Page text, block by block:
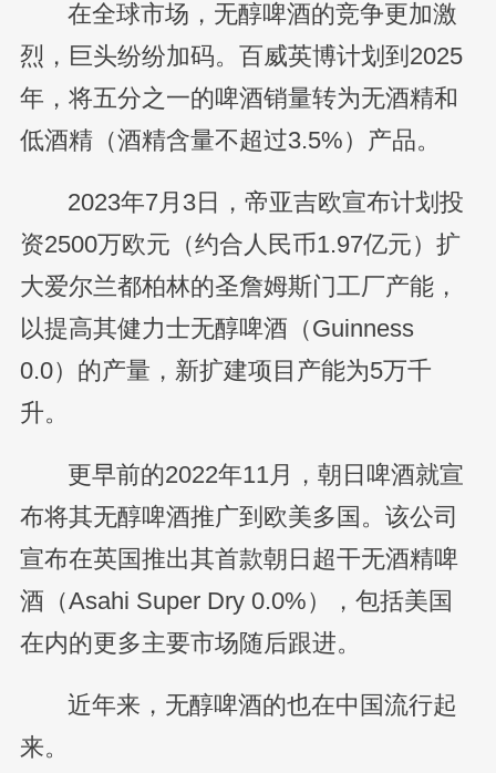
在全球市场，无醇啤酒的竞争更加激
烈，巨头纷纷加码。百威英博计划到2025
年，将五分之一的啤酒销量转为无酒精和
低酒精（酒精含量不超过3.5%）产品。
2023年7月3日，帝亚吉欧宣布计划投
资2500万欧元（约合人民币1.97亿元）扩
大爱尔兰都柏林的圣詹姆斯门工厂产能，
以提高其健力士无醇啤酒（Guinness
0.0）的产量，新扩建项目产能为5万千
升。
更早前的2022年11月，朝日啤酒就宣
布将其无醇啤酒推广到欧美多国。该公司
宣布在英国推出其首款朝日超干无酒精啤
酒（Asahi Super Dry 0.0%），包括美国
在内的更多主要市场随后跟进。
近年来，无醇啤酒的也在中国流行起
来。